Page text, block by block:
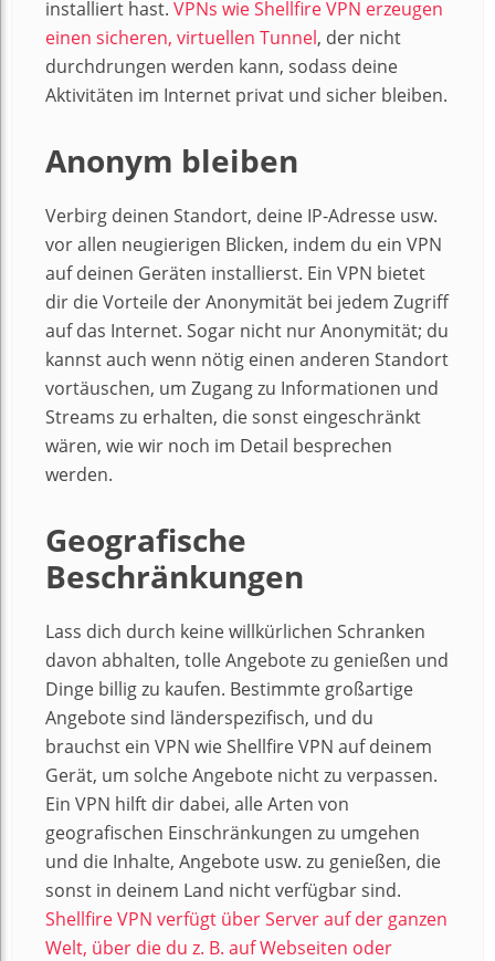
installiert hast. VPNs wie Shellfire VPN erzeugen
einen sicheren, virtuellen Tunnel, der nicht
durchdrungen werden kann, sodass deine
Aktivitäten im Internet privat und sicher bleiben.
Anonym bleiben
Verbirg deinen Standort, deine IP-Adresse usw.
vor allen neugierigen Blicken, indem du ein VPN
auf deinen Geräten installierst. Ein VPN bietet
dir die Vorteile der Anonymität bei jedem Zugriff
auf das Internet. Sogar nicht nur Anonymität; du
kannst auch wenn nötig einen anderen Standort
vortäuschen, um Zugang zu Informationen und
Streams zu erhalten, die sonst eingeschränkt
wären, wie wir noch im Detail besprechen
werden.
Geografische
Beschränkungen
Lass dich durch keine willkürlichen Schranken
davon abhalten, tolle Angebote zu genießen und
Dinge billig zu kaufen. Bestimmte großartige
Angebote sind länderspezifisch, und du
brauchst ein VPN wie Shellfire VPN auf deinem
Gerät, um solche Angebote nicht zu verpassen.
Ein VPN hilft dir dabei, alle Arten von
geografischen Einschränkungen zu umgehen
und die Inhalte, Angebote usw. zu genießen, die
sonst in deinem Land nicht verfügbar sind.
Shellfire VPN verfügt über Server auf der ganzen
Welt, über die du z. B. auf Webseiten oder